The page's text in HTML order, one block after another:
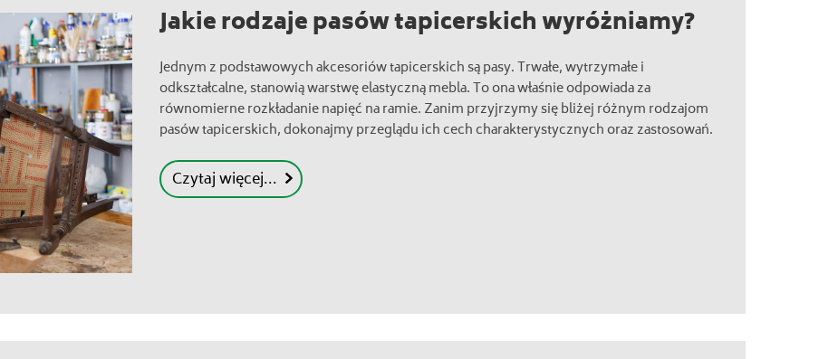
Jakie rodzaje pasów tapicerskich wyróżniamy?
Jednym z podstawowych akcesoriów tapicerskich są pasy. Trwałe, wytrzymałe i
odkształcalne, stanowią warstwę elastyczną mebla. To ona właśnie odpowiada za
równomierne rozkładanie napięć na ramie. Zanim przyjrzymy się bliżej różnym rodzajom
pasów tapicerskich, dokonajmy przeglądu ich cech charakterystycznych oraz zastosowań.
Czytaj więcej...